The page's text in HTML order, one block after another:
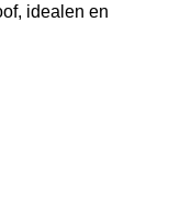
idealen en